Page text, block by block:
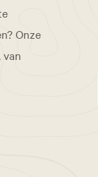
Onze